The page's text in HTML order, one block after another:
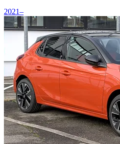
2021–